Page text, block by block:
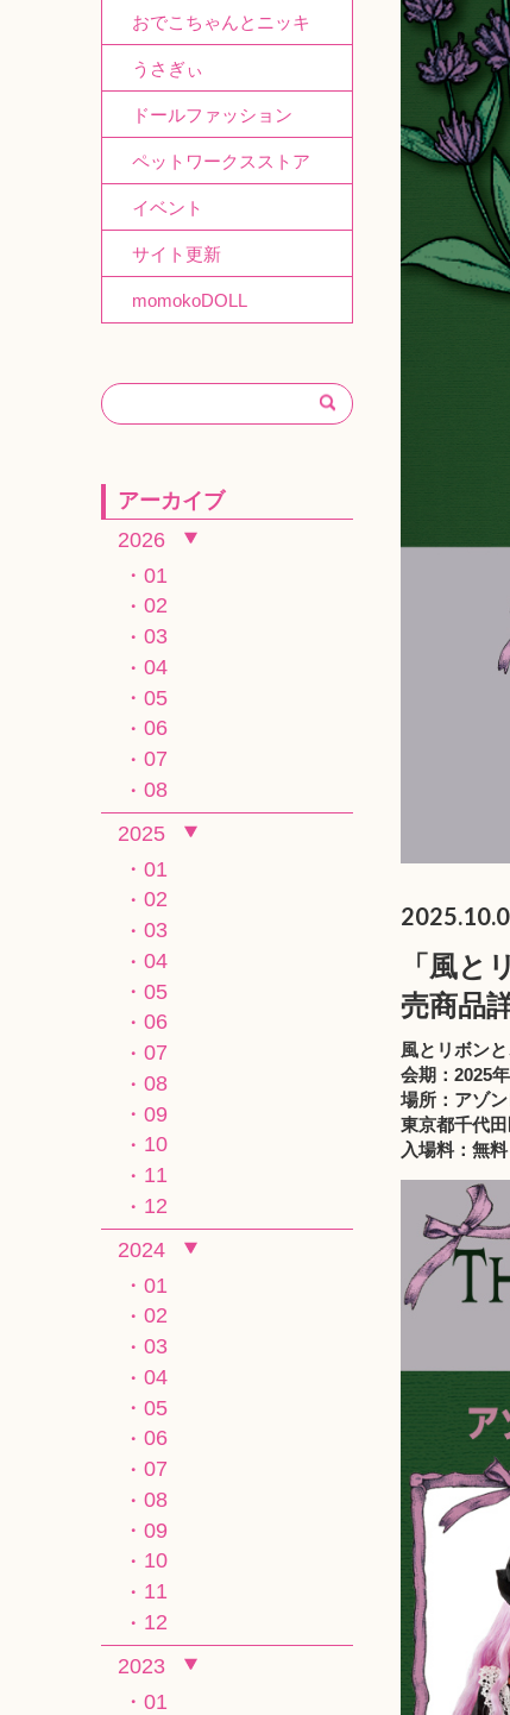
「風
売商品
風とリボン
会期：2025
場所： アゾ
東京都千代
入場料：無料
おでこちゃんとニッキ
うさぎぃ
ドールファッション
ペットワークスストア
イベント
サイト更新
momokoDOLL
アーカイブ
2026
01
02
03
04
05
06
07
08
2025
01
02
03
04
05
06
07
08
09
10
11
12
2024
01
02
03
04
05
06
07
08
09
10
11
12
2023
01